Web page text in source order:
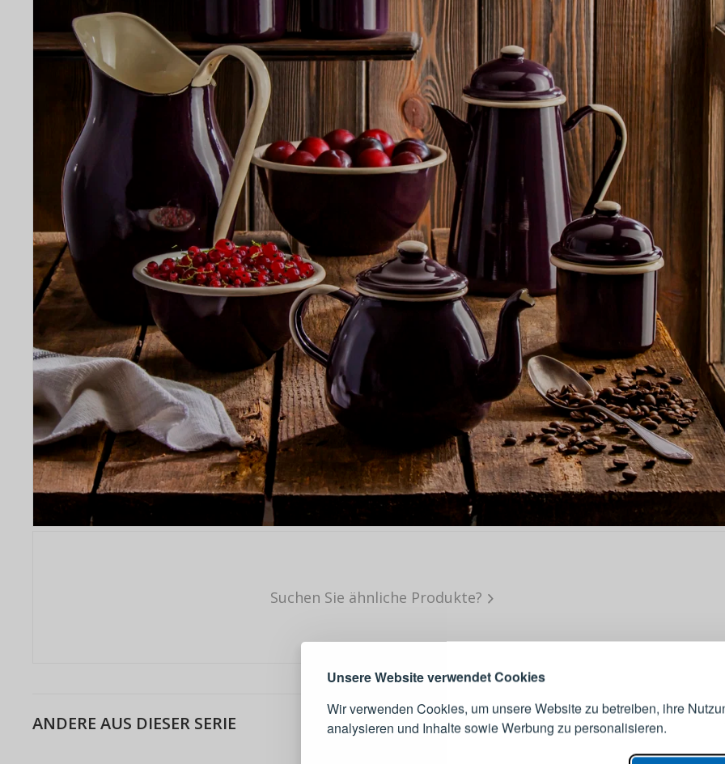
Unsere Website verwendet Cookies
Wir verwenden Cookies, um unsere Website zu betreiben, ihre
analysieren und Inhalte sowie Werbung zu personalisieren.
Suchen Sie ähnliche Produkte?
ANDERE AUS DIESER SERIE
Warum es sich lohnt, ein Konto zu
E-Mail-Adresse